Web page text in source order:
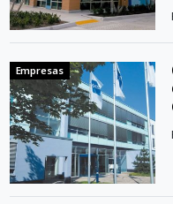
Empresas